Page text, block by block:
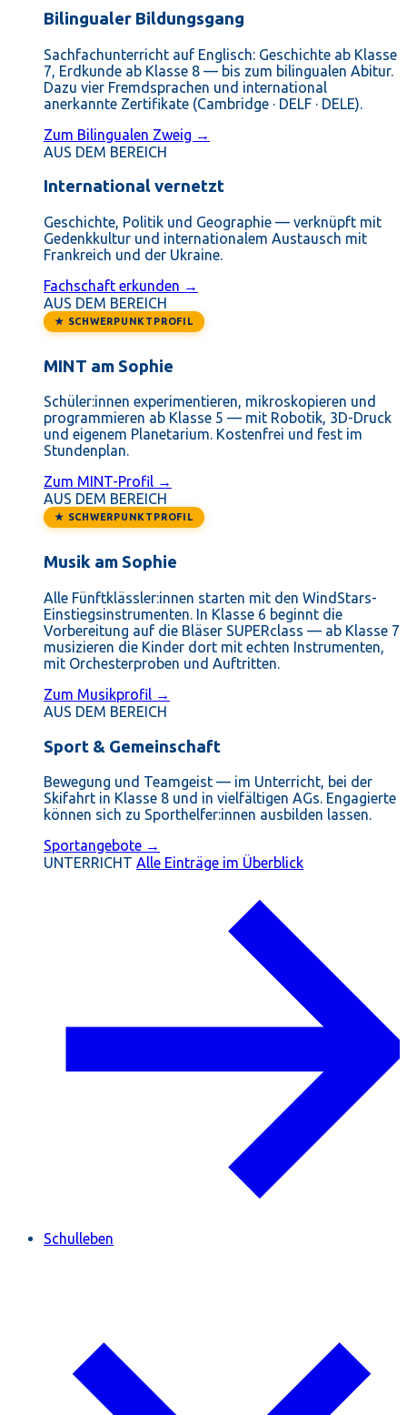
Bilingualer Bildungsgang
Sachfachunterricht auf Englisch: Geschichte ab Klasse
7, Erdkunde ab Klasse 8 — bis zum bilingualen Abitur.
Dazu vier Fremdsprachen und international
anerkannte Zertifikate (Cambridge · DELF · DELE).
Zum Bilingualen Zweig →
AUS DEM BEREICH
International vernetzt
Geschichte, Politik und Geographie — verknüpft mit
Gedenkkultur und internationalem Austausch mit
Frankreich und der Ukraine.
Fachschaft erkunden →
AUS DEM BEREICH
★ SCHWERPUNKTPROFIL
MINT am Sophie
Schüler:innen experimentieren, mikroskopieren und
programmieren ab Klasse 5 — mit Robotik, 3D-Druck
und eigenem Planetarium. Kostenfrei und fest im
Stundenplan.
Zum MINT-Profil →
AUS DEM BEREICH
★ SCHWERPUNKTPROFIL
Musik am Sophie
Alle Fünftklässler:innen starten mit den WindStars-
Einstiegsinstrumenten. In Klasse 6 beginnt die
Vorbereitung auf die Bläser SUPERclass — ab Klasse 7
musizieren die Kinder dort mit echten Instrumenten,
mit Orchesterproben und Auftritten.
Zum Musikprofil →
AUS DEM BEREICH
Sport & Gemeinschaft
Bewegung und Teamgeist — im Unterricht, bei der
Skifahrt in Klasse 8 und in vielfältigen AGs. Engagierte
können sich zu Sporthelfer:innen ausbilden lassen.
Sportangebote →
UNTERRICHT Alle Einträge im Überblick
Schulleben